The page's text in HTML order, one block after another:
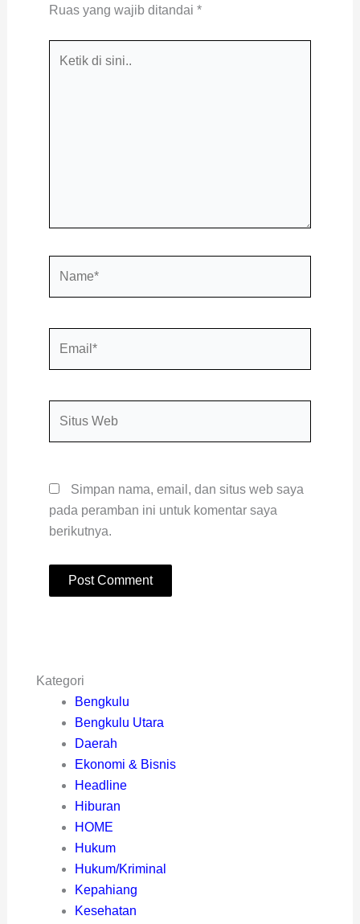
Ruas yang wajib ditandai *
Simpan nama, email, dan situs web saya
pada peramban ini untuk komentar saya
berikutnya.
Kategori
Bengkulu
Bengkulu Utara
Daerah
Ekonomi & Bisnis
Headline
Hiburan
HOME
Hukum
Hukum/Kriminal
Kepahiang
Kesehatan